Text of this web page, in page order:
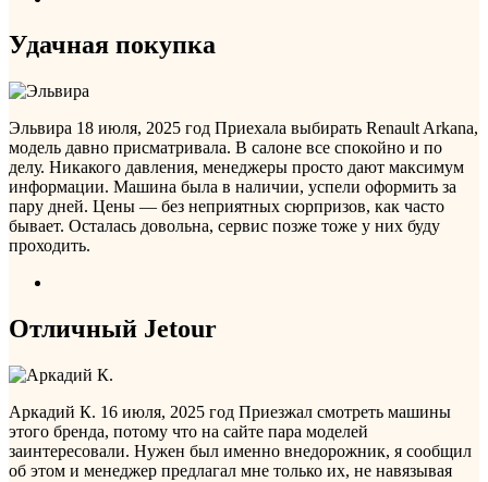
Удачная покупка
Эльвира 18 июля, 2025 год Приехала выбирать Renault Arkana,
модель давно присматривала. В салоне все спокойно и по
делу. Никакого давления, менеджеры просто дают максимум
информации. Машина была в наличии, успели оформить за
пару дней. Цены — без неприятных сюрпризов, как часто
бывает. Осталась довольна, сервис позже тоже у них буду
проходить.
Отличный Jetour
Аркадий К. 16 июля, 2025 год Приезжал смотреть машины
этого бренда, потому что на сайте пара моделей
заинтересовали. Нужен был именно внедорожник, я сообщил
об этом и менеджер предлагал мне только их, не навязывая